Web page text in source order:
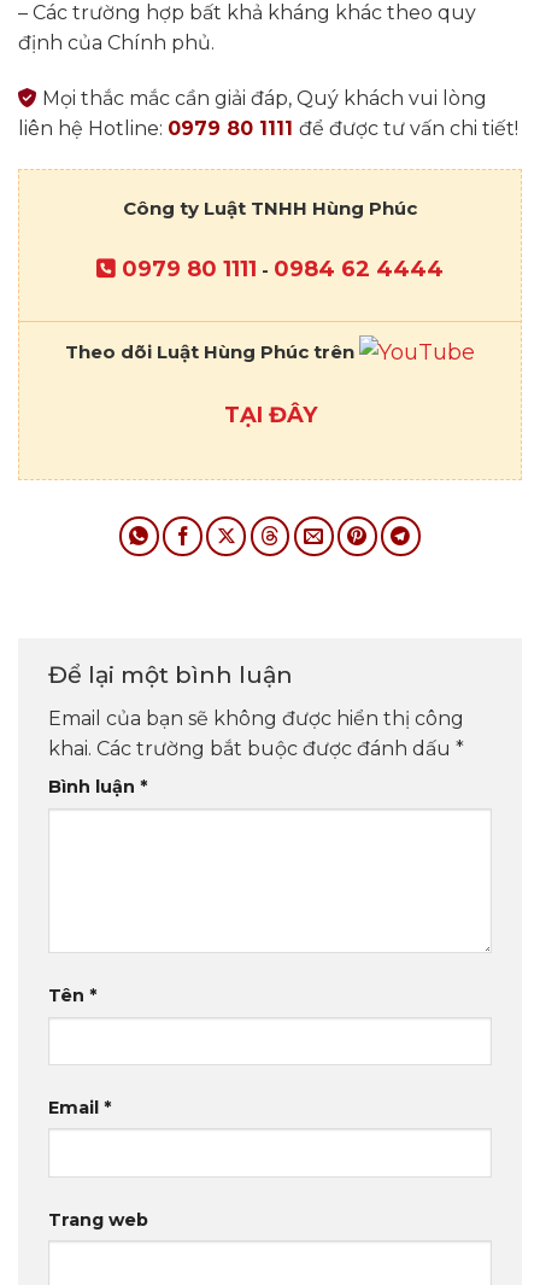
– Các trường hợp bất khả kháng khác theo quy
định của Chính phủ.
Mọi thắc mắc cần giải đáp, Quý khách vui lòng
liên hệ Hotline: 0979 80 1111 để được tư vấn chi tiết!
Công ty Luật TNHH Hùng Phúc
0979 80 1111 - 0984 62 4444
Theo dõi Luật Hùng Phúc trên
TẠI ĐÂY
Để lại một bình luận
Email của bạn sẽ không được hiển thị công
khai. Các trường bắt buộc được đánh dấu *
Bình luận *
Tên *
Email *
Trang web